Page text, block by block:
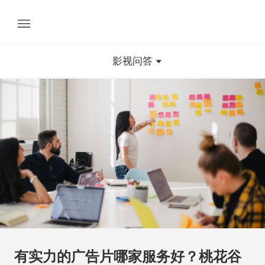
影视问答
有实力的广告片哪家服务好？桃花谷